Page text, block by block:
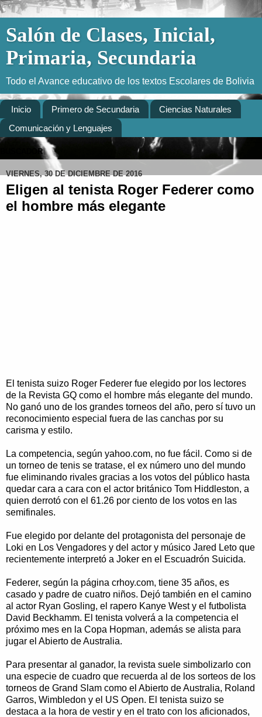
Salón de Clases, Inicial,
Primaria, Secundaria
Todo el Avance educativo de los textos Escolares de Bolivia
Inicio Primero de Secundaria
Ciencias Naturales
Comunicación y Lenguajes
BUSCADOR
VIERNES, 30 DE DICIEMBRE DE 2016
Eligen al tenista Roger Federer como
el hombre más elegante
El tenista suizo Roger Federer fue elegido por los lectores
de la Revista GQ como el hombre más elegante del mundo.
No ganó uno de los grandes torneos del año, pero sí tuvo un
reconocimiento especial fuera de las canchas por su
carisma y estilo.
La competencia, según yahoo.com, no fue fácil. Como si de
un torneo de tenis se tratase, el ex número uno del mundo
fue eliminando rivales gracias a los votos del público hasta
quedar cara a cara con el actor británico Tom Hiddleston, a
quien derrotó con el 61.26 por ciento de los votos en las
semifinales.
Fue elegido por delante del protagonista del personaje de
Loki en Los Vengadores y del actor y músico Jared Leto que
recientemente interpretó a Joker en el Escuadrón Suicida.
Federer, según la página crhoy.com, tiene 35 años, es
casado y padre de cuatro niños. Dejó también en el camino
al actor Ryan Gosling, el rapero Kanye West y el futbolista
David Beckhamm. El tenista volverá a la competencia el
próximo mes en la Copa Hopman, además se alista para
jugar el Abierto de Australia.
Para presentar al ganador, la revista suele simbolizarlo con
una especie de cuadro que recuerda al de los sorteos de los
torneos de Grand Slam como el Abierto de Australia, Roland
Garros, Wimbledon y el US Open. El tenista suizo se
destaca a la hora de vestir y en el trato con los aficionados,